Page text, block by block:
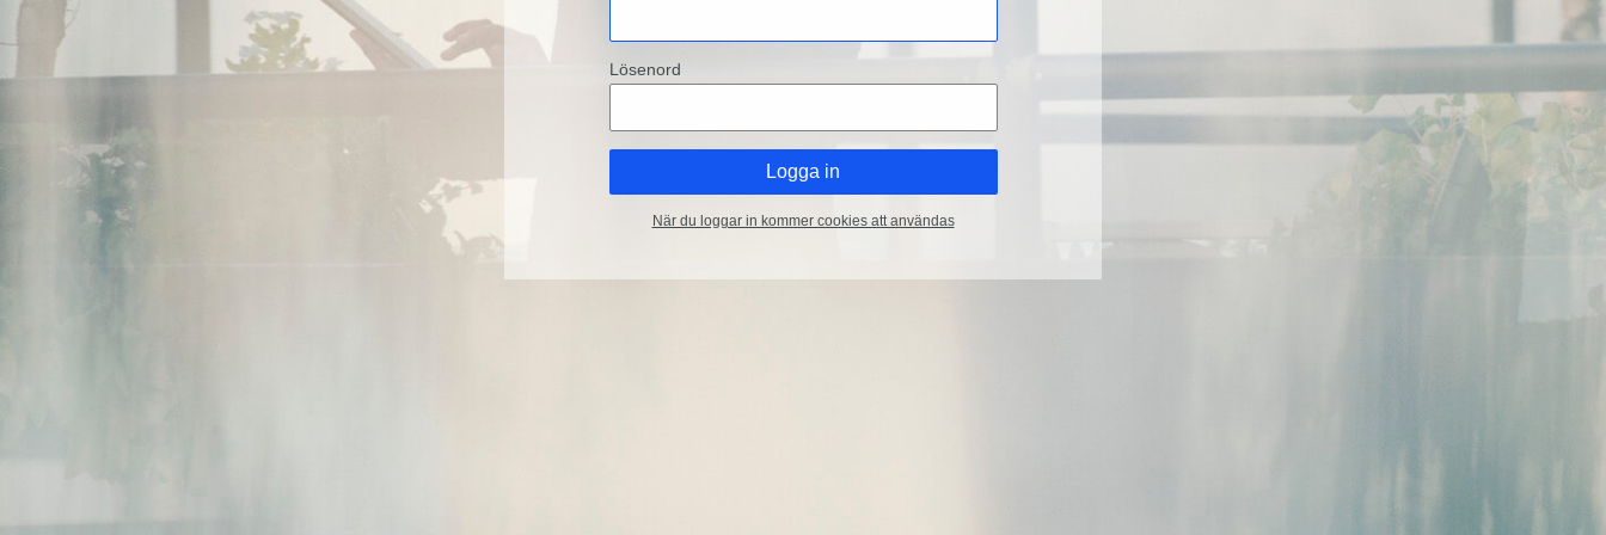
Lösenord
När du loggar in kommer cookies att användas